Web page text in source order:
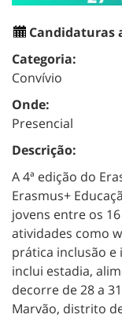
Candidaturas
Categoria:
Convívio
Onde:
Presencial
Descrição:
A 4ª edição do
Erasmus+
jovens entre os
atividades como
prática inclusão e
inclui estadia,
decorre de 28 a
Marvão, distrito